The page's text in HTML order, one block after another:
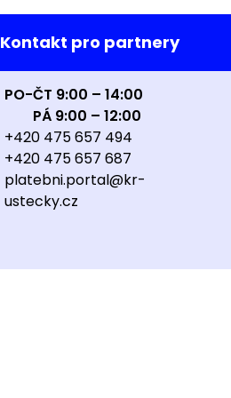
Kontakt pro partnery
PO-ČT 9:00 – 14:00
PÁ 9:00 – 12:00
+420 475 657 494
+420 475 657 687
platebni.portal@kr-
ustecky.cz